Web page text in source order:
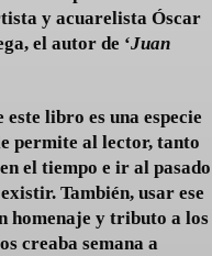
y acuarelista Óscar
el autor de ‘Juan
libro es una especie
permite al lector, tanto
el tiempo e ir al pasado
También, usar ese
homenaje y tributo a los
creaba semana a